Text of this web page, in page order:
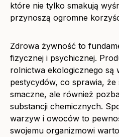
które nie tylko smakują
przynoszą ogromne
Zdrowa żywność to
fizycznej i psychicznej.
rolnictwa ekologicznego są
pestycydów, co sprawia, że
smaczne, ale również
substancji chemicznych.
warzyw i owoców to
swojemu organizmowi